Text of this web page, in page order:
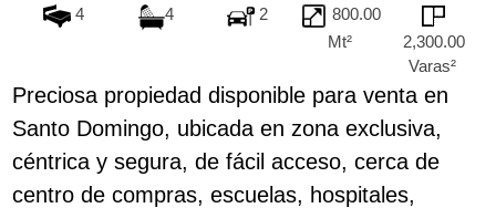
4
4 2
800.00
Mt²
2,300.00
Varas²
Preciosa propiedad disponible para venta en
Santo Domingo, ubicada en zona exclusiva,
céntrica y segura, de fácil acceso, cerca de
centro de compras, escuelas, hospitales,